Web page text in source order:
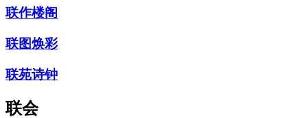
联作楼阁
联图焕彩
联苑诗钟
联会